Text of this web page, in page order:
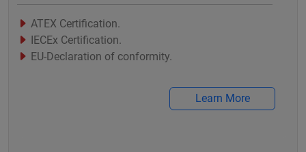
ATEX Certification.
IECEx Certification.
EU-Declaration of conformity.
Learn More